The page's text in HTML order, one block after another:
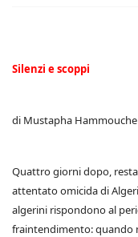
Silenzi e scoppi
di Mustapha Hammouche
Quattro giorni dopo,
attentato omicida di
algerini rispondono al
fraintendimento: quando